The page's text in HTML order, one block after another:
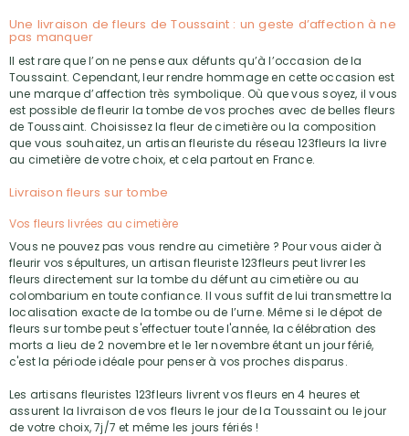
Une livraison de fleurs de Toussaint : un geste d’affection à ne
pas manquer
Il est rare que l’on ne pense aux défunts qu’à l’occasion de la
Toussaint. Cependant, leur rendre hommage en cette occasion est
une marque d’affection très symbolique. Où que vous soyez, il vous
est possible de fleurir la tombe de vos proches avec de belles fleurs
de Toussaint. Choisissez la fleur de cimetière ou la composition
que vous souhaitez, un artisan fleuriste du réseau 123fleurs la livre
au cimetière de votre choix, et cela partout en France.
Livraison fleurs sur tombe
Vos fleurs livrées au cimetière
Vous ne pouvez pas vous rendre au cimetière ? Pour vous aider à
fleurir vos sépultures, un artisan fleuriste 123fleurs peut livrer les
fleurs directement sur la tombe du défunt au cimetière ou au
colombarium en toute confiance. Il vous suffit de lui transmettre la
localisation exacte de la tombe ou de l’urne. Même si le dépot de
fleurs sur tombe peut s'effectuer toute l'année, la célébration des
morts a lieu de 2 novembre et le 1er novembre étant un jour férié,
c'est la période idéale pour penser à vos proches disparus.
Les artisans fleuristes 123fleurs livrent vos fleurs en 4 heures et
assurent la livraison de vos fleurs le jour de la Toussaint ou le jour
de votre choix, 7j/7 et même les jours fériés !